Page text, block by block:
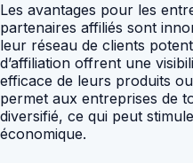
Les avantages pour les
partenaires affiliés sont
leur réseau de clients
d’affiliation offrent une
efficace de leurs produits
permet aux entreprises de
diversifié, ce qui peut
économique.